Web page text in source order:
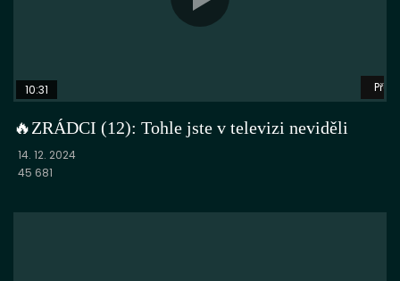
10:31
🔥ZRÁDCI (12): Tohle jste v televizi neviděli
14. 12. 2024
45 681